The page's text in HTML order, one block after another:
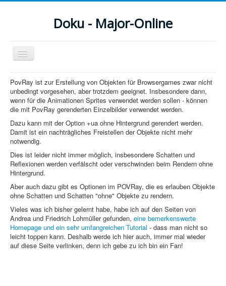
Doku - Major-Online
Navigation
an/aus
Home
PovRay
PHP
Webdesign
CMS
Grafik
JavaScript
Sicherheit
PovRay ist zur Erstellung von Objekten für Browsergames zwar nicht
unbedingt vorgesehen, aber trotzdem geeignet. Insbesondere dann,
wenn für die Animationen Sprites verwendet werden sollen - können
die mit PovRay gerenderten Einzelbilder verwendet werden.
Dazu kann mit der Option +ua ohne Hintergrund gerendert werden.
Damit ist ein nachträgliches Freistellen der Objekte nicht mehr
notwendig.
Dies ist leider nicht immer möglich, insbesondere Schatten und
Reflexionen werden verfälscht oder verschwinden beim Rendern ohne
Hintergrund.
Aber auch dazu gibt es Optionen im POVRay, die es erlauben Objekte
ohne Schatten und Schatten "ohne" Objekte zu rendern.
Vieles was ich bisher gelernt habe, habe ich auf den Seiten von
Andrea und Friedrich Lohmüller gefunden, eine bemerkenswerte
Homepage und ein sehr umfangreichen Tutorial - dass man nicht so
leicht toppen kann. Deshalb werde ich hier auch, immer mal wieder
auf diese Seite verlinken, denn ich gebe zu ich bin ein Fan!